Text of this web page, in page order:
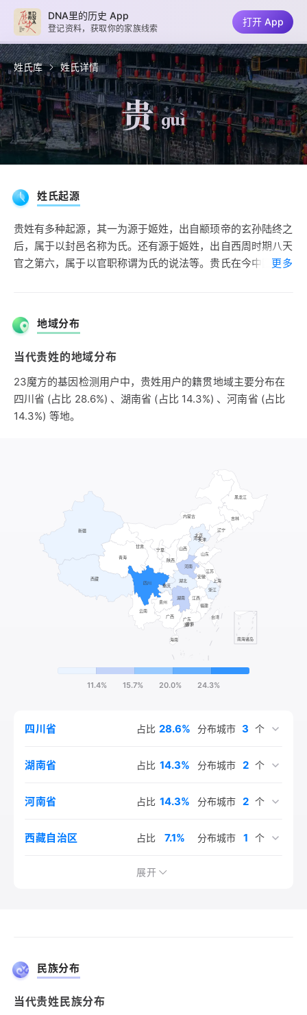
姓氏库 姓氏详情
贵 guì
姓氏起源
贵姓有多种起源，其一为源于姬姓，出自颛顼帝的玄孙陆终之
后，属于以封邑名称为氏。还有源于姬姓，出自西周时期八天
官之第六，属于以官职称谓为氏的说法等。贵氏在今中国大陆
更多
地域分布
当代贵姓的地域分布
23魔方的基因检测用户中，贵姓用户的籍贯地域主要分布在
四川省 (占比 28.6%) 、湖南省 (占比 14.3%) 、河南省 (占比
14.3%) 等地。
11.4% 15.7% 20.0% 24.3%
四川省 占比 28.6% 分布城市 3 个
湖南省 占比 14.3% 分布城市 2 个
河南省 占比 14.3% 分布城市 2 个
西藏自治区 占比 7.1% 分布城市 1 个
展开
民族分布
当代贵姓民族分布
DNA里的历史 App
登记资料，获取你的家族线索
打开 App